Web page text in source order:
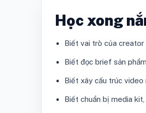
Học xong
Biết vai trò của
Biết đọc brief sản
Biết xây cấu trúc
Biết chuẩn bị media